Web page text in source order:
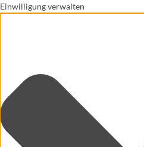
Einwilligung verwalten